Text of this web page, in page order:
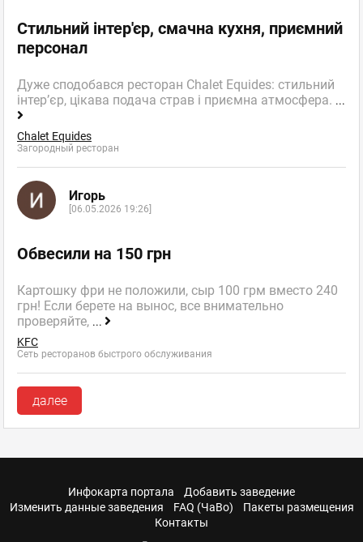
Стильний інтер'єр, смачна кухня, приємний
персонал
Дуже сподобався ресторан Chalet Equides: стильний
інтер’єр, цікава подача страв і приємна атмосфера. ...
Chalet Equides
Загородный ресторан
Игорь
[06.05.2026 19:26]
Обвесили на 150 грн
Картошку фри не положили, сыр 100 грм вместо 240
грн! Если берете на вынос, все внимательно
проверяйте, ...
KFC
Сеть ресторанов быстрого обслуживания
далее
Инфокарта портала
Добавить заведение
Изменить данные заведения
FAQ (ЧаВо)
Пакеты размещения
Контакты